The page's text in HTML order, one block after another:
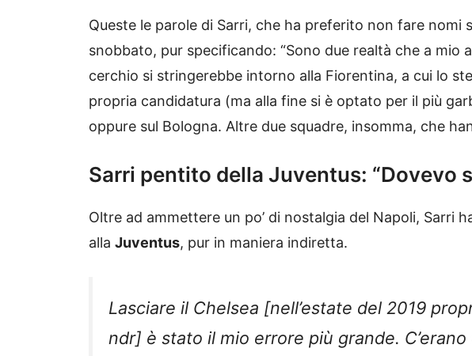
Queste le parole di Sarri, che ha preferito non fare nomi
snobbato, pur specificando: “Sono due realtà che a mio
cerchio si stringerebbe intorno alla Fiorentina, a cui lo
propria candidatura (ma alla fine si è optato per il più
oppure sul Bologna. Altre due squadre, insomma, che
Sarri pentito della Juventus: “Dovevo
Oltre ad ammettere un po’ di nostalgia del Napoli, Sarri
alla Juventus, pur in maniera indiretta.
Lasciare il Chelsea [nell’estate del 2019
ndr] è stato il mio errore più grande.